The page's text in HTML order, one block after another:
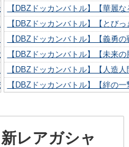
ステータスまとめ！
とめ！
！
テータスまとめ！
最大ステータスまとめ！
ータスまとめ！
とめ！
め！
【DBZドッカンバトル】【華麗
【DBZドッカンバトル】【とび
【DBZドッカンバトル】【義勇
【DBZドッカンバトル】【未来
【DBZドッカンバトル】【人造
【DBZドッカンバトル】【絆の
【DBZドッカンバトル】【技巧と
【DBZドッカンバトル】【新たに
レアガシャ